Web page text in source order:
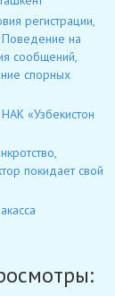
регистрации,
на
сообщений,
спорных
«Узбекистон
покидает свой